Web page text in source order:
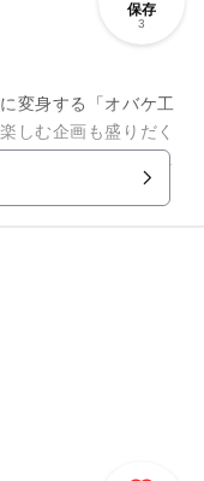
保存
3
変身する「オバケ工
しむ企画も盛りだく
さが満載の体験型展